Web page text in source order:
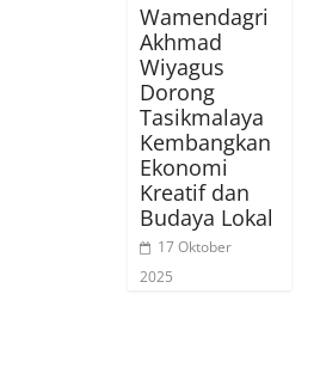
Wamendagri
Akhmad
Wiyagus
Dorong
Tasikmalaya
Kembangkan
Ekonomi
Kreatif dan
Budaya Lokal
17 Oktober
2025